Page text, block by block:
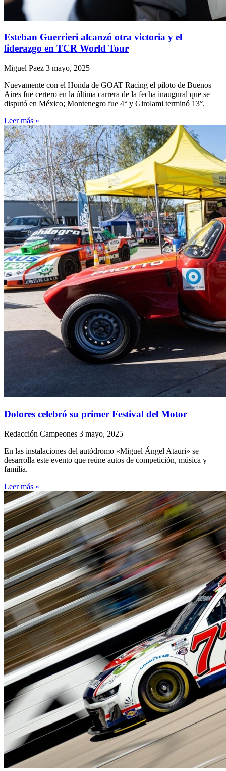
Esteban Guerrieri alcanzó otra victoria y el
liderazgo en TCR World Tour
Miguel Paez 3 mayo, 2025
Nuevamente con el Honda de GOAT Racing el piloto de Buenos
Aires fue certero en la última carrera de la fecha inaugural que se
disputó en México; Montenegro fue 4° y Girolami terminó 13°.
Leer más »
Dolores celebró su primer Festival del Motor
Redacción Campeones 3 mayo, 2025
En las instalaciones del autódromo «Miguel Ángel Atauri» se
desarrolla este evento que reúne autos de competición, música y
familia.
Leer más »